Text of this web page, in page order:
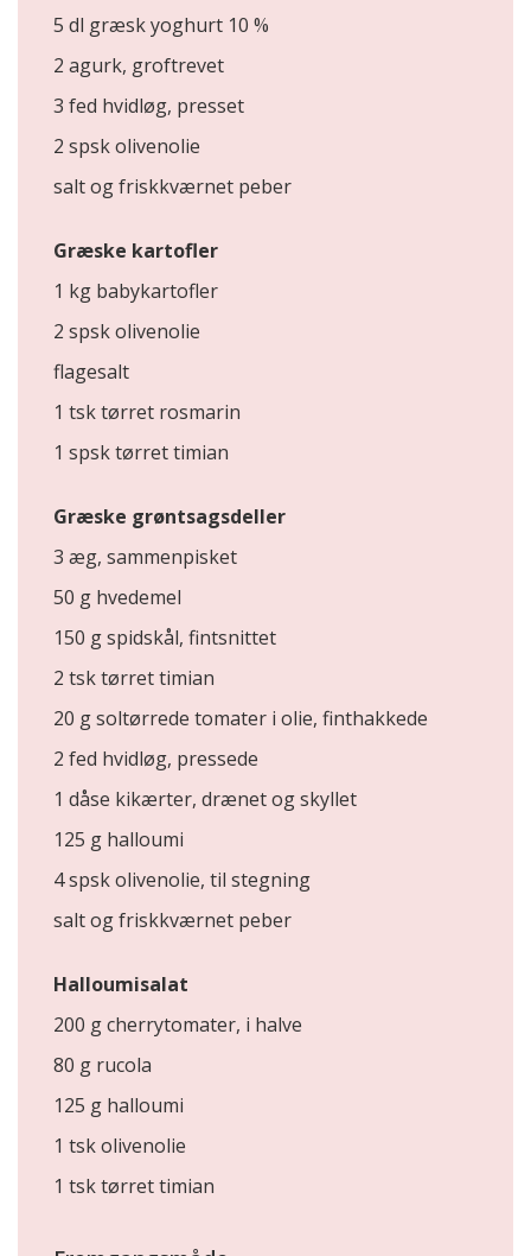
5 dl græsk yoghurt 10 %
2 agurk, groftrevet
3 fed hvidløg, presset
2 spsk olivenolie
salt og friskkværnet peber
Græske kartofler
1 kg babykartofler
2 spsk olivenolie
flagesalt
1 tsk tørret rosmarin
1 spsk tørret timian
Græske grøntsagsdeller
3 æg, sammenpisket
50 g hvedemel
150 g spidskål, fintsnittet
2 tsk tørret timian
20 g soltørrede tomater i olie, finthakkede
2 fed hvidløg, pressede
1 dåse kikærter, drænet og skyllet
125 g halloumi
4 spsk olivenolie, til stegning
salt og friskkværnet peber
Halloumisalat
200 g cherrytomater, i halve
80 g rucola
125 g halloumi
1 tsk olivenolie
1 tsk tørret timian